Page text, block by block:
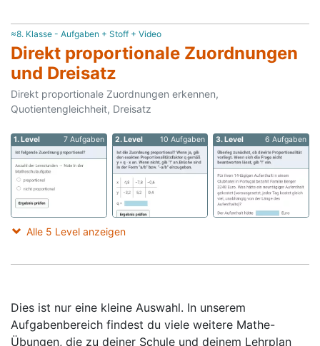
≈8. Klasse - Aufgaben + Stoff + Video
Direkt proportionale Zuordnungen
und Dreisatz
Direkt proportionale Zuordnungen erkennen,
Quotientengleichheit, Dreisatz
1. Level 7 Aufgaben 2. Level 10 Aufgaben 3. Level 6 Aufgaben
Alle 5 Level anzeigen
Dies ist nur eine kleine Auswahl. In unserem
Aufgabenbereich findest du viele weitere Mathe-
Übungen, die zu deiner Schule und deinem Lehrplan